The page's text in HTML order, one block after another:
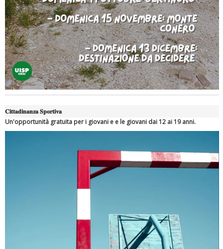
Ddl Lobby, Uisp: “Il Parlamento valorizzi le nostre specificità"
𝐂𝐢𝐭𝐭𝐚𝐝𝐢𝐧𝐚𝐧𝐳𝐚 𝐒𝐩𝐨𝐫𝐭𝐢𝐯𝐚
Un'opportunità gratuita per i giovani e e le giovani dai 12 ai 19 anni.